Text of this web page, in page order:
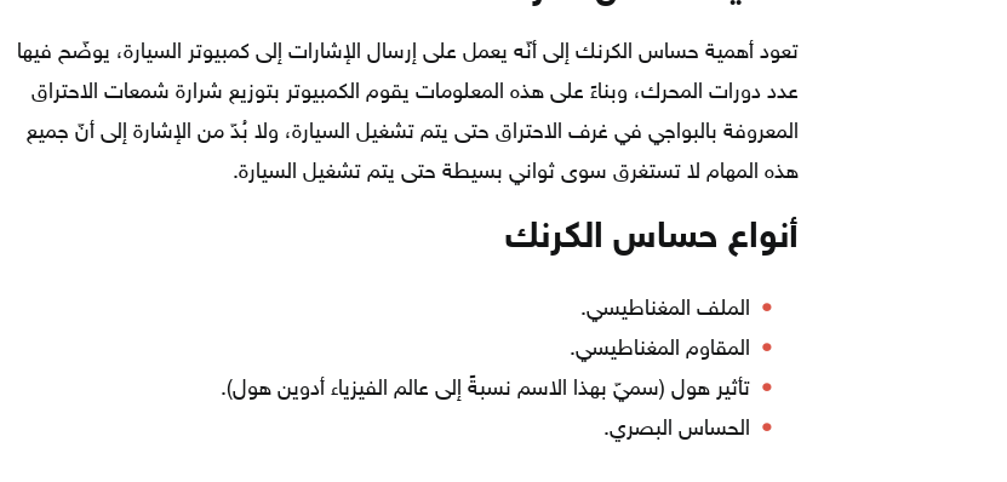
تعود أهمية حساس الكرنك إلى أنّه يعمل على إرسال الإشارات إلى كمبيوتر السيارة، يوضّح فيها
عدد دورات المحرك، وبناءً على هذه المعلومات يقوم الكمبيوتر بتوزيع شرارة شمعات الاحتراق
المعروفة بالبواجي في غرف الاحتراق حتى يتم تشغيل السيارة، ولا بُدّ من الإشارة إلى أنّ جميع
هذه المهام لا تستغرق سوى ثواني بسيطة حتى يتم تشغيل السيارة.
أنواع حساس الكرنك
الملف المغناطيسي.
المقاوم المغناطيسي.
تأثير هول (سميّ بهذا الاسم نسبةً إلى عالم الفيزياء أدوين هول).
الحساس البصري.